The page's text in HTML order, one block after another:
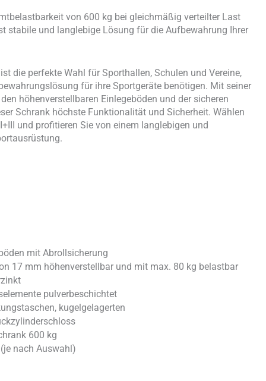
von 600 kg bei gleichmäßig verteilter Last
stabile und langlebige Lösung für die Aufbewahrung Ihrer
die perfekte Wahl für Sporthallen, Schulen und Vereine,
für ihre Sportgeräte benötigen. Mit seiner
höhenverstellbaren Einlegeböden und der sicheren
Schrank höchste Funktionalität und Sicherheit. Wählen
und profitieren Sie von einem langlebigen und
mit Abrollsicherung
17 mm höhenverstellbar und mit max. 80 kg belastbar
pulverbeschichtet
kugelgelagerten
600 kg
nach Auswahl)